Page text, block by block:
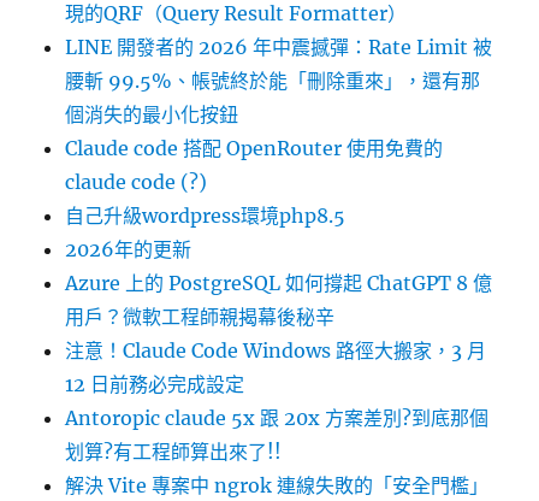
現的QRF（Query Result Formatter）
LINE 開發者的 2026 年中震撼彈：Rate Limit 被
腰斬 99.5%、帳號終於能「刪除重來」，還有那
個消失的最小化按鈕
Claude code 搭配 OpenRouter 使用免費的
claude code (?)
自己升級wordpress環境php8.5
2026年的更新
Azure 上的 PostgreSQL 如何撐起 ChatGPT 8 億
用戶？微軟工程師親揭幕後秘辛
注意！Claude Code Windows 路徑大搬家，3 月
12 日前務必完成設定
Antoropic claude 5x 跟 20x 方案差別?到底那個
划算?有工程師算出來了!!
解決 Vite 專案中 ngrok 連線失敗的「安全門檻」